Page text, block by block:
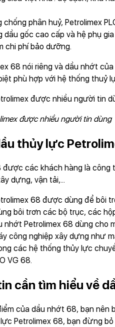
chống phân huỷ, Petrolimex
dầu gốc cao cấp và hệ phụ
chi phí bảo dưỡng.
68 nói riêng và dầu nhớt
phù hợp với hệ thống thuỷ
được nhiều người tin dùng
thủy lực
được các khách hàng là
dựng, vận tải,...
68 được dùng để bôi
bôi trơn các bộ trục, các
nhớt Petrolimex 68 dùng cho
công nghiệp xây dựng như
các hệ thống thủy lực
VG 68.
cần tìm hiểu về
của dầu nhớt 68, bạn nên
Petrolimex 68, bạn đừng bỏ